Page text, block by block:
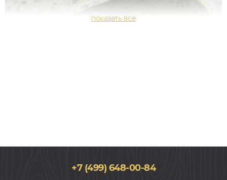
+7 (499) 648-00-84